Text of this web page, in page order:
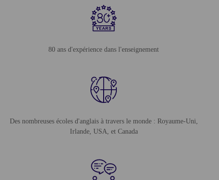
80 ans d'expérience dans l'enseignement
Des nombreuses écoles d'anglais à travers le monde : Royaume-Uni,
Irlande, USA, et Canada